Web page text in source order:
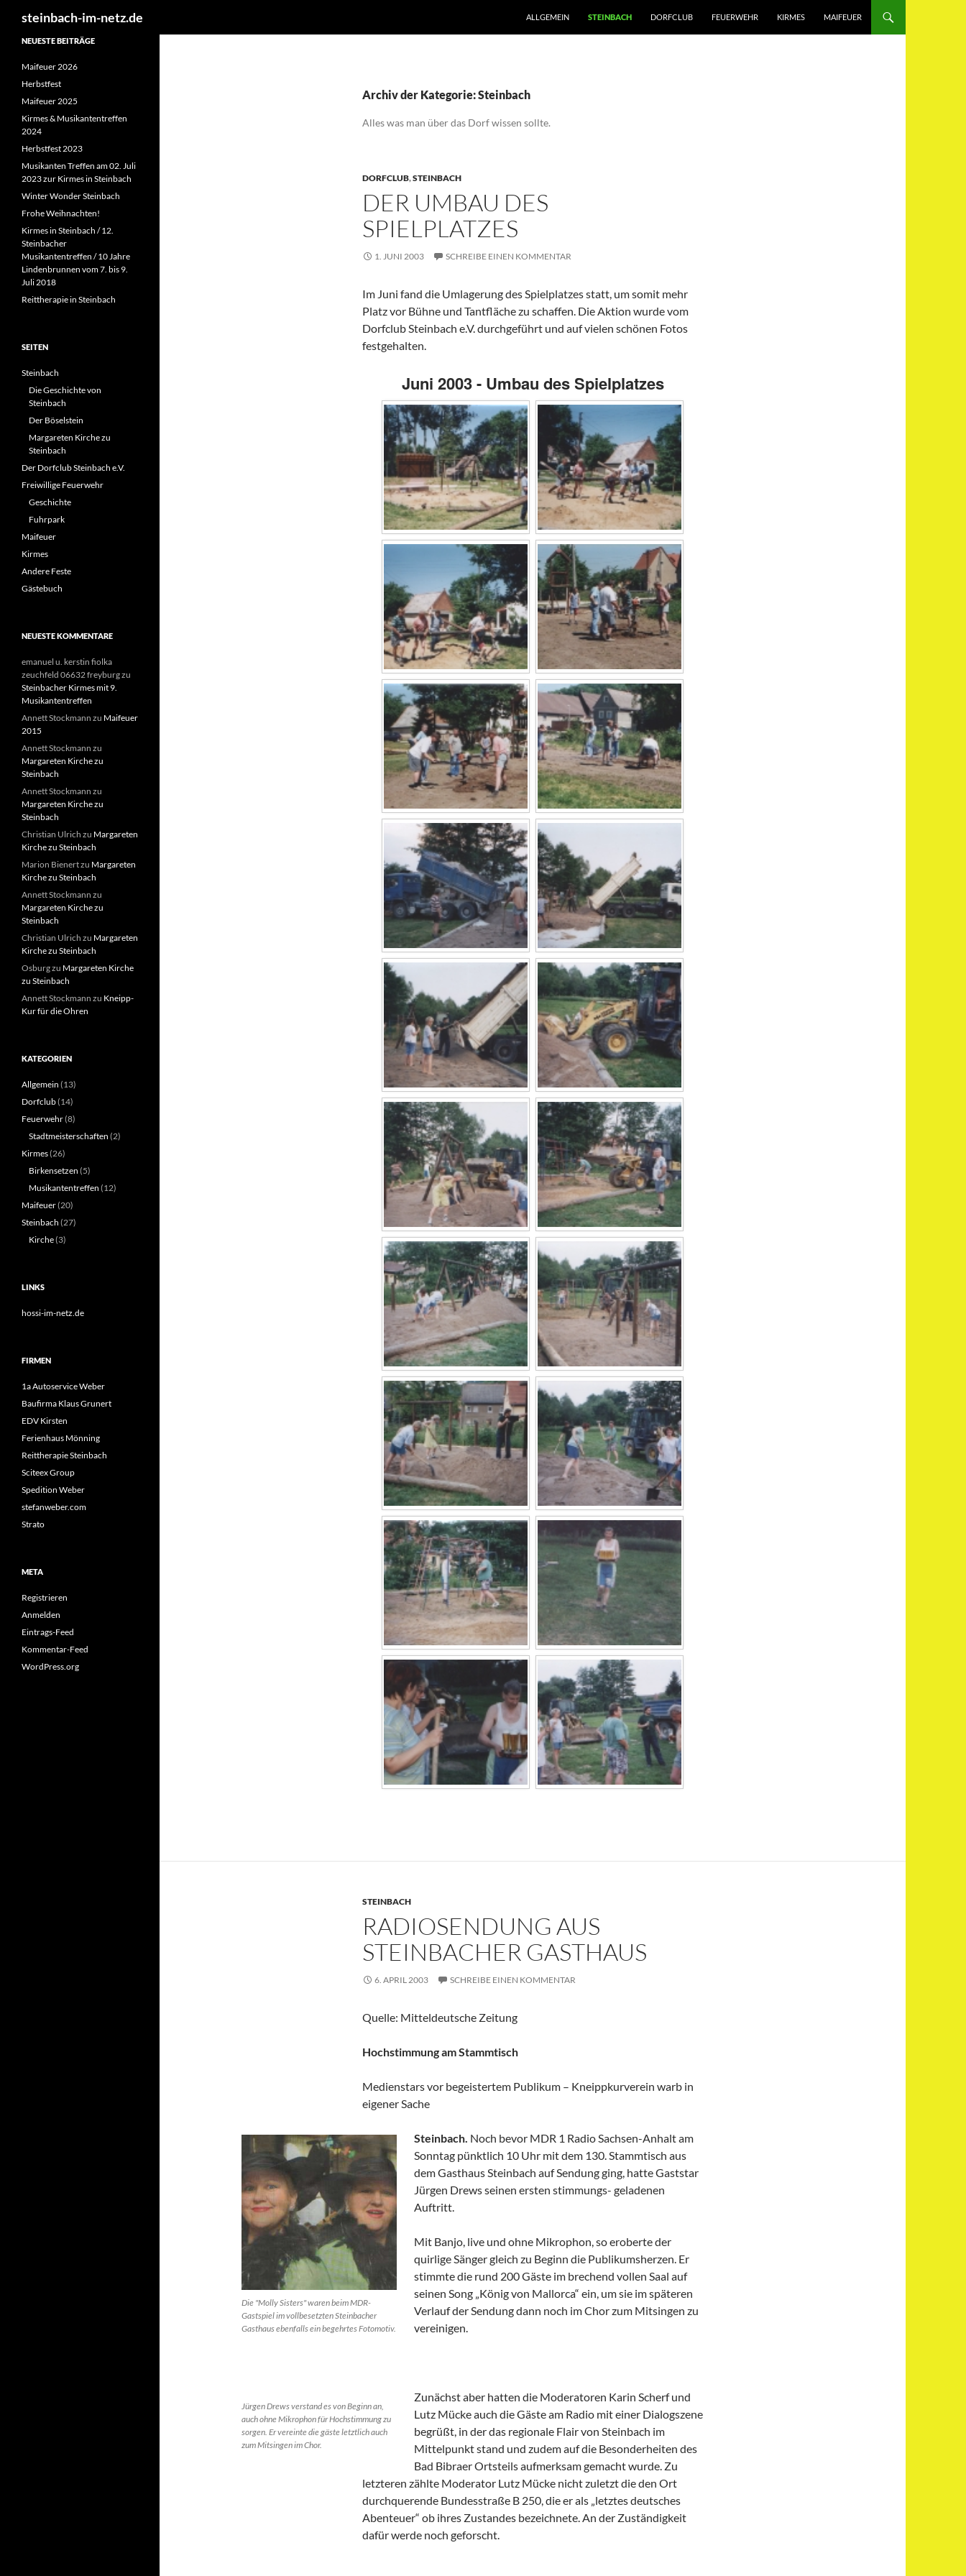
steinbach-im-netz.de
ALLGEMEIN
STEINBACH DORFCLUB FEUERWEHR KIRMES MAIFEUER
Archiv der Kategorie: Steinbach
Alles was man über das Dorf wissen sollte.
DORFCLUB,STEINBACH
DER UMBAU DES
SPIELPLATZES
1. JUNI 2003 SCHREIBE EINEN KOMMENTAR
Im Juni fand die Umlagerung des Spielplatzes statt, um somit mehr
Platz vor Bühne und Tantfläche zu schaffen. Die Aktion wurde vom
Dorfclub Steinbach e.V. durchgeführt und auf vielen schönen Fotos
festgehalten.
Juni 2003 - Umbau des Spielplatzes
STEINBACH
RADIOSENDUNG AUS
STEINBACHER GASTHAUS
6. APRIL 2003 SCHREIBE EINEN KOMMENTAR
Quelle: Mitteldeutsche Zeitung
Hochstimmung am Stammtisch
Medienstars vor begeistertem Publikum – Kneippkurverein warb in
eigener Sache
Die "Molly Sisters" waren beim MDR-
Gastspiel im vollbesetzten Steinbacher
Gasthaus ebenfalls ein begehrtes Fotomotiv.
Steinbach. Noch bevor MDR 1 Radio Sachsen-Anhalt am
Sonntag pünktlich 10 Uhr mit dem 130. Stammtisch aus
dem Gasthaus Steinbach auf Sendung ging, hatte Gaststar
Jürgen Drews seinen ersten stimmungs- geladenen
Auftritt.
Mit Banjo, live und ohne Mikrophon, so eroberte der
quirlige Sänger gleich zu Beginn die Publikumsherzen. Er
stimmte die rund 200 Gäste im brechend vollen Saal auf
seinen Song „König von Mallorca“ ein, um sie im späteren
Verlauf der Sendung dann noch im Chor zum Mitsingen zu
vereinigen.
Jürgen Drews verstand es von Beginn an,
auch ohne Mikrophon für Hochstimmung zu
sorgen. Er vereinte die gäste letztlich auch
zum Mitsingen im Chor.
Zunächst aber hatten die Moderatoren Karin Scherf und
Lutz Mücke auch die Gäste am Radio mit einer Dialogszene
begrüßt, in der das regionale Flair von Steinbach im
Mittelpunkt stand und zudem auf die Besonderheiten des
Bad Bibraer Ortsteils aufmerksam gemacht wurde. Zu
letzteren zählte Moderator Lutz Mücke nicht zuletzt die den Ort
durchquerende Bundesstraße B 250, die er als „letztes deutsches
Abenteuer“ ob ihres Zustandes bezeichnete. An der Zuständigkeit
dafür werde noch geforscht.
NEUESTE BEITRÄGE
Maifeuer 2026
Herbstfest
Maifeuer 2025
Kirmes & Musikantentreffen
2024
Herbstfest 2023
Musikanten Treffen am 02. Juli
2023 zur Kirmes in Steinbach
Winter Wonder Steinbach
Frohe Weihnachten!
Kirmes in Steinbach / 12.
Steinbacher
Musikantentreffen / 10 Jahre
Lindenbrunnen vom 7. bis 9.
Juli 2018
Reittherapie in Steinbach
SEITEN
Steinbach
Die Geschichte von
Steinbach
Der Böselstein
Margareten Kirche zu
Steinbach
Der Dorfclub Steinbach e.V.
Freiwillige Feuerwehr
Geschichte
Fuhrpark
Maifeuer
Kirmes
Andere Feste
Gästebuch
NEUESTE KOMMENTARE
emanuel u. kerstin fiolka
zeuchfeld 06632 freyburgzu
Steinbacher Kirmes mit 9.
Musikantentreffen
Annett Stockmann zu Maifeuer
2015
Annett Stockmann zu
Margareten Kirche zu
Steinbach
Annett Stockmann zu
Margareten Kirche zu
Steinbach
Christian Ulrich zu Margareten
Kirche zu Steinbach
Marion Bienertzu Margareten
Kirche zu Steinbach
Annett Stockmann zu
Margareten Kirche zu
Steinbach
Christian Ulrich zu Margareten
Kirche zu Steinbach
Osburgzu Margareten Kirche
zu Steinbach
Annett Stockmann zu Kneipp-
Kur für die Ohren
KATEGORIEN
Allgemein (13)
Dorfclub(14)
Feuerwehr(8)
Stadtmeisterschaften (2)
Kirmes(26)
Birkensetzen (5)
Musikantentreffen (12)
Maifeuer(20)
Steinbach (27)
Kirche(3)
LINKS
hossi-im-netz.de
FIRMEN
1a Autoservice Weber
Baufirma Klaus Grunert
EDV Kirsten
Ferienhaus Mönning
Reittherapie Steinbach
Sciteex Group
Spedition Weber
stefanweber.com
Strato
META
Registrieren
Anmelden
Eintrags-Feed
Kommentar-Feed
WordPress.org